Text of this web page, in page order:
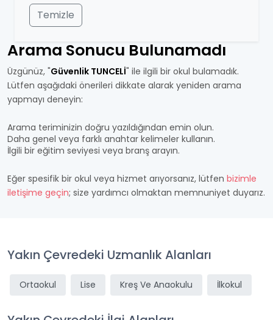
Temizle
Arama Sonucu Bulunamadı
Üzgünüz, "Güvenlik TUNCELİ" ile ilgili bir okul bulamadık.
Lütfen aşağıdaki önerileri dikkate alarak yeniden arama
yapmayı deneyin:
Arama teriminizin doğru yazıldığından emin olun.
Daha genel veya farklı anahtar kelimeler kullanın.
İlgili bir eğitim seviyesi veya branş arayın.
Eğer spesifik bir okul veya hizmet arıyorsanız, lütfen bizimle
iletişime geçin; size yardımcı olmaktan memnuniyet duyarız.
Yakın Çevredeki Uzmanlık Alanları
Ortaokul Lise Kreş Ve Anaokulu İlkokul